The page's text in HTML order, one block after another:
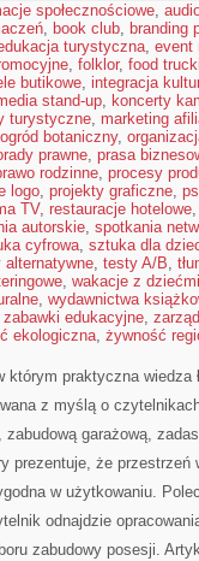
społecznościowe,
, book club, branding
turystyczna, event
, folklor, food
butikowe, integracja
stand-up, koncerty
turystyczne, marketing
ogród botaniczny,
prawne, prasa
rodzinne, procesy
logo, projekty graficzne,
TV, restauracje hotelowe
autorskie, spotkania
cyfrowa, sztuka dla
alternatywne, testy A/B,
, wakacje z dziećmi
, wydawnictwa
zabawki edukacyjne,
ekologiczna, żywność
którym praktyczna wiedza
z myślą o
garażową,
prezentuje, że przestrzeń
w użytkowaniu.
odnajdzie
zabudowy posesji.